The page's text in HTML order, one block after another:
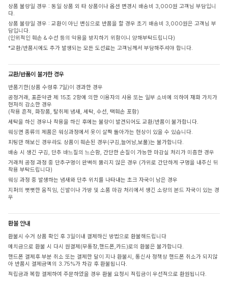
상품 불량일 경우 : 동일 상품 외 타 상품이나 옵션 변경시 배송비 3,000원 고객님 부담입니
다.
상품 불량일 경우 : 교환이 아닌 변심으로 반품을 할 경우 초기 배송비 3,000원은 고객님 부
담입니다.
(인위적인 훼손 & 수선 등의 악용을 방지하기 위함이니 양해부탁드립니다)
*교환/반품시에도 추가 발생되는 모든 도선료는 고객님께서 부담해주셔야 합니다.
교환/반품이 불가한 경우
반품기한(상품 수령후 7일)이 경과한 경우
공정거래, 표준약관 제 15조 2항에 의한 이용자의 사용 또는 일부 소비에 의하여 재화 가치가
현저히 감소한 경우
(착용 흔적, 화장품, 탈취제 냄새, 세탁, 수선, 택훼손 포함)
세탁을 하신 경우나 착용을 하신 후에는 불량이 발견되어도 교환/반품이 불가합니다.
워싱면 종류의 제품은 워싱과정에서 옷이 살짝 돌아가는 현상이 있을 수 있습니다.
피팅만 해보신 경우라도 상품이 훼손된 경우(구김,늘어남,보풀)는 불가합니다.
배송 시 생긴 구김, 단추 바느질의 느슨함, 간단한 손질이 가능한 마감실 처리가 미흡한 경우
거래처 공정 과정 중 단추구멍이 완벽히 뚫리지 않은 경우 (가위로 간단하게 구멍을 내주신 뒤
착용 부탁드립니다)
워싱 과정 중 발생하는 냄새와 단추 위치를 나타내는 초크 자국이 남은 경우
지퍼의 뻣뻣한 움직임, 신발이나 가방 및 소품 마감 처리에서 생긴 소량의 본드 자국이 있는 경
우
환불 안내
환불시 수거 상품 확인 후 3일이내 결제하신 방법으로 환불해드립니다
예치금으로 환불 시 다시 원결제(무통장,핸드폰,카드)로의 환불은 불가합니다.
핸드폰 결제후 부분 취소 또는 결제한 달이 지나 환불시, 통신사 정책상 핸드폰 취소가 되지않
아 반품시 결제금액의 3.75%가 차감 후 환불됩니다.
적립금과 복합 결제하여 주문하였을 경우 환불 요청시 적립금이 우선적으로 환원됩니다.